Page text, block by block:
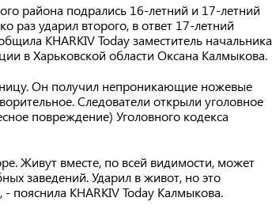
района подрались 16-летний и 17-летний
раз ударил второго, в ответ 17-летний
KHARKIV Today заместитель начальника
в Харьковской области Оксана Калмыкова.
Он получил непроникающие ножевые
Следователи открыли уголовное
повреждение) Уголовного кодекса
Живут вместе, по всей видимости, может
заведений. Ударил в живот, но это
пояснила KHARKIV Today Калмыкова.